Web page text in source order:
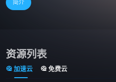
简介
资源列表
加速云 免费云